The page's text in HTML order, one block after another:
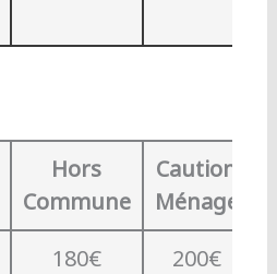
Hors
Commune
Caution
Ménage
180€ 200€